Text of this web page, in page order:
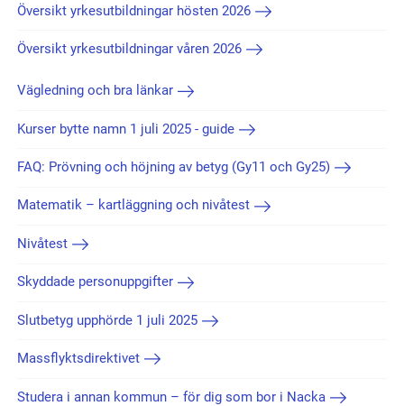
Översikt yrkesutbildningar hösten 2026
Översikt yrkesutbildningar våren 2026
Vägledning och bra länkar
Kurser bytte namn 1 juli 2025 - guide
FAQ: Prövning och höjning av betyg (Gy11 och Gy25)
Matematik – kartläggning och nivåtest
Nivåtest
Skyddade personuppgifter
Slutbetyg upphörde 1 juli 2025
Massflyktsdirektivet
Studera i annan kommun – för dig som bor i Nacka